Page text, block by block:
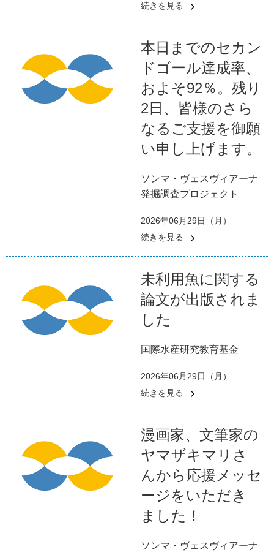
続きを見る
本日までのセカン
ドゴール達成率、
およそ92％。残り
2日、皆様のさら
なるご支援を御願
い申し上げます。
ソンマ・ヴェスヴィアーナ
発掘調査プロジェクト
2026年06月29日（月）
続きを見る
未利用魚に関する
論文が出版されま
した
国際水産研究教育基金
2026年06月29日（月）
続きを見る
漫画家、文筆家の
ヤマザキマリさ
んから応援メッセ
ージをいただき
ました！
ソンマ・ヴェスヴィアーナ